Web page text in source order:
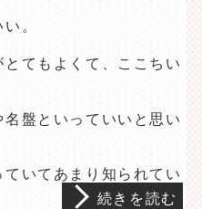
。
てもよくて、ここちい
盤といっていいと思い
いてあまり知られてい
続きを読む